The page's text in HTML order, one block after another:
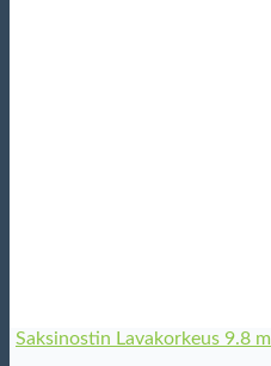
Saksinostin Lavakorkeus 9.8 m